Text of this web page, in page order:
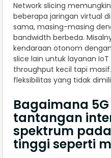
Network slicing
beberapa jaringan virtual
sama, masing-masing
bandwidth berbeda.
kendaraan otonom
slice lain untuk layanan
throughput kecil tapi
fleksibilitas yang tidak
Bagaimana
tantangan
spektrum
tinggi seperti